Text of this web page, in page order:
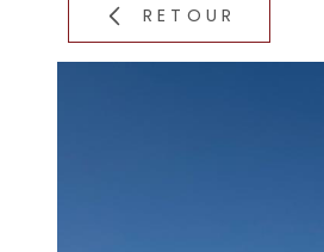
RETOUR